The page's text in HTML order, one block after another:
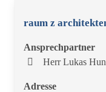
raum z
Ansprechpartner
Herr Lukas
Adresse